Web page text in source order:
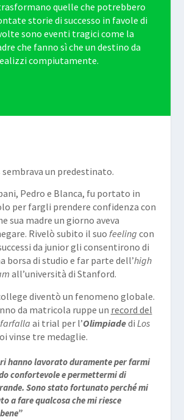
quelle che potrebbero
storie di successo in favole di
sono eventi tragici come la
che fanno sì che un destino da
compiutamente.
sembrava un predestinato.
Pedro e Blanca, fu portato in
per fargli prendere confidenza con
sua madre un giorno aveva
Rivelò subito il suo feeling con
da junior gli consentirono di
borsa di studio e far parte dell’high
all’università di Stanford.
diventò un fenomeno globale.
da matricola ruppe un record del
farfalla ai trial per l’Olimpiadedi Los
vinse tre medaglie.
hanno lavorato duramente per farmi
confortevole e permettermi di
Sono stato fortunato perché mi
a fare qualcosa che mi riesce